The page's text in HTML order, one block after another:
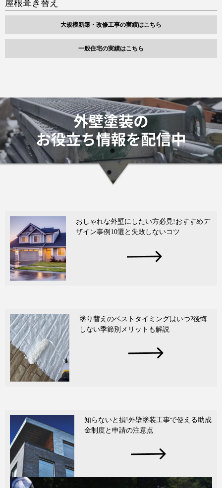
屋根葺き替え
大規模新築・改修工事の実績はこちら
一般住宅の実績はこちら
おしゃれな外壁にしたい方必見!おすすめデ
ザイン事例10選と失敗しないコツ
塗り替えのベストタイミングはいつ?後悔
しない季節別メリットも解説
知らないと損!外壁塗装工事で使える助成
金制度と申請の注意点